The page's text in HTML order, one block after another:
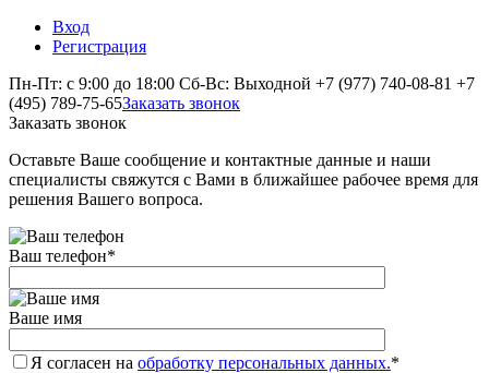
Вход
Регистрация
Пн-Пт: с 9:00 до 18:00 Сб-Вс: Выходной +7 (977) 740-08-81 +7
(495) 789-75-65Заказать звонок
Заказать звонок
Оставьте Ваше сообщение и контактные данные и наши
специалисты свяжутся с Вами в ближайшее рабочее время для
решения Вашего вопроса.
Ваш телефон*
Ваше имя
Я согласен на обработку персональных данных.*